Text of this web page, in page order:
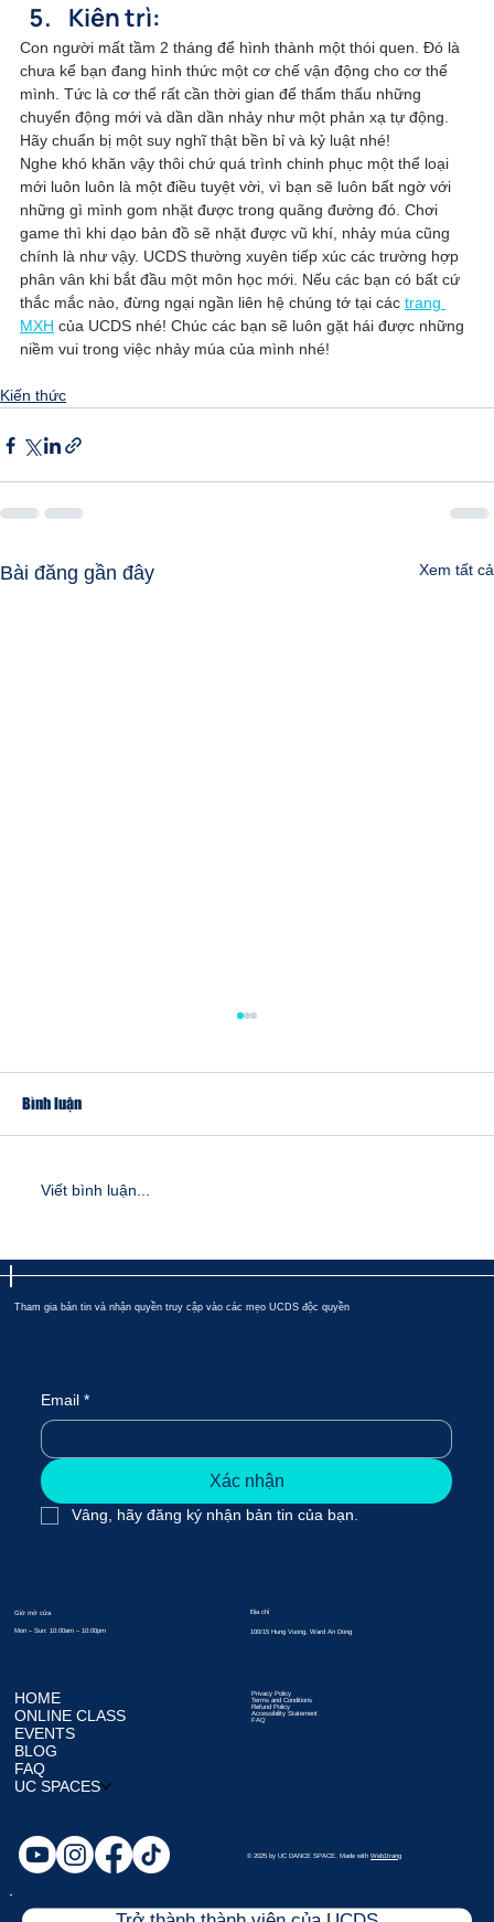
Kiên trì:
Con người mất tầm 2 tháng để hình thành một thói quen. Đó là
chưa kể bạn đang hình thức một cơ chế vận động cho cơ thể
mình. Tức là cơ thể rất cần thời gian để thẩm thấu những
chuyển động mới và dần dần nhảy như một phản xạ tự động.
Hãy chuẩn bị một suy nghĩ thật bền bỉ và kỷ luật nhé!
Nghe khó khăn vậy thôi chứ quá trình chinh phục một thể loại
mới luôn luôn là một điều tuyệt vời, vì bạn sẽ luôn bất ngờ với
những gì mình gom nhặt được trong quãng đường đó. Chơi
game thì khi dạo bản đồ sẽ nhặt được vũ khí, nhảy múa cũng
chính là như vậy. UCDS thường xuyên tiếp xúc các trường hợp
phân vân khi bắt đầu một môn học mới. Nếu các bạn có bất cứ
thắc mắc nào, đừng ngại ngần liên hệ chúng tớ tại các trang
MXH của UCDS nhé! Chúc các bạn sẽ luôn gặt hái được những
niềm vui trong việc nhảy múa của mình nhé!
Kiến thức
Bài đăng gần đây Xem tất cả
Bình luận
Viết bình luận...
Tham gia bản tin và nhận quyền truy cập vào các mẹo UCDS độc quyền
Email *
Xác nhận
Vâng, hãy đăng ký nhận bản tin của bạn.
Giờ mở cửa
Mon – Sun: 10:00am – 10:00pm
Địa chỉ
100/15 Hung Vuong, Ward An Dong
HOME
ONLINE CLASS
EVENTS
BLOG
FAQ
UC SPACES
Privacy Policy
Terms and Conditions
Refund Policy
Accessibility Statement
FAQ
© 2025 by UC DANCE SPACE. Made with Web1trang